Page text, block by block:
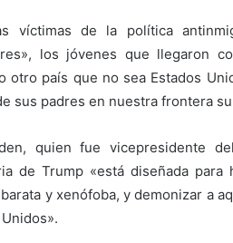
víctimas de la política
los jóvenes que llegaron
otro país que no sea Estados
sus padres en nuestra frontera
quien fue vicepresidente
de Trump «está diseñada
y xenófoba, y demonizar a